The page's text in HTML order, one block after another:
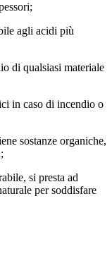
agli acidi più
di qualsiasi materiale
in caso di incendio o
sostanze organiche,
si presta ad
per soddisfare